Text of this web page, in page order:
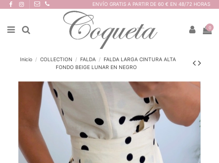
ENVÍO GRATIS A PARTIR DE 60 € EN 48/72 HORAS
0
Inicio COLLECTION FALDA
FALDA LARGA CINTURA ALTA
FONDO BEIGE LUNAR EN NEGRO